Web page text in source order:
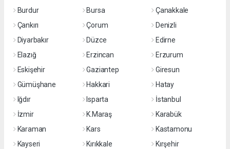
Burdur
Bursa
Çanakkale
Çankırı
Çorum
Denizli
Diyarbakır
Düzce
Edirne
Elazığ
Erzincan
Erzurum
Eskişehir
Gaziantep
Giresun
Gümüşhane
Hakkari
Hatay
Iğdır
Isparta
İstanbul
İzmir
K.Maraş
Karabük
Karaman
Kars
Kastamonu
Kayseri
Kırıkkale
Kırşehir